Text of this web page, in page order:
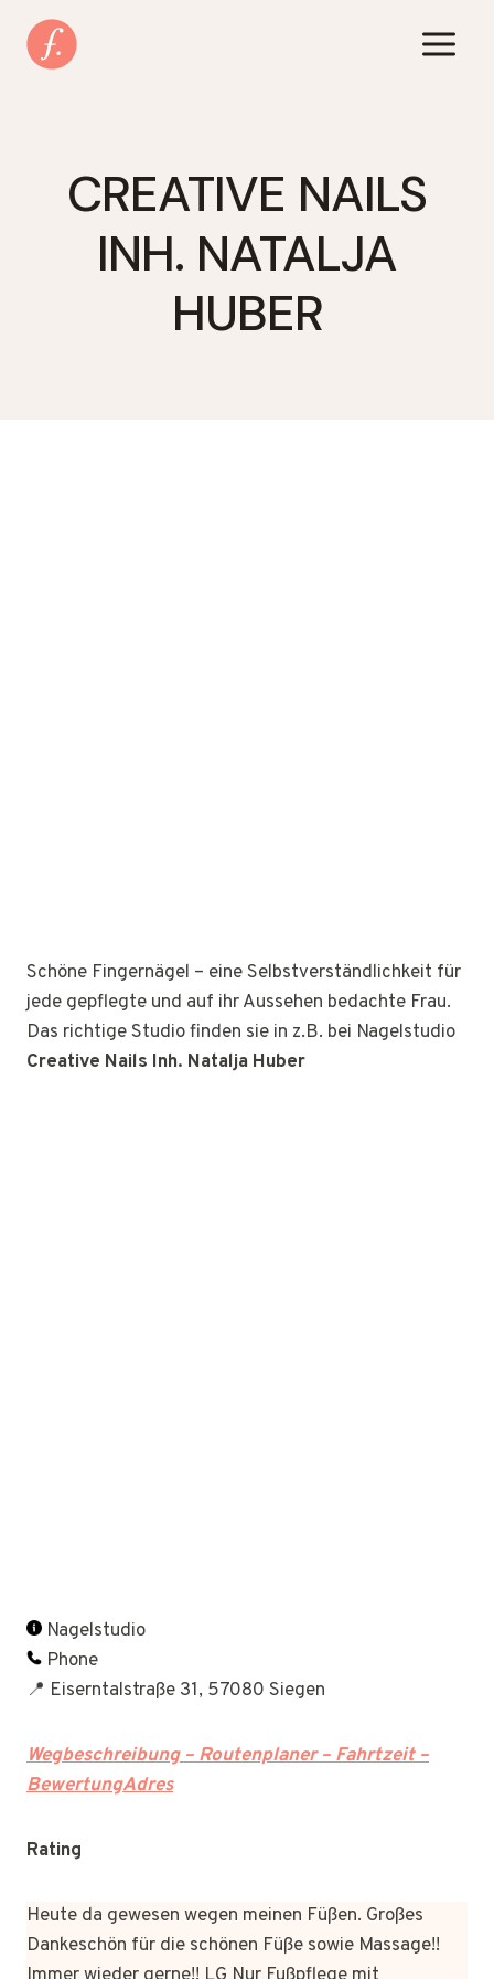
Inhalt
springen
CREATIVE NAILS
INH. NATALJA
HUBER
Schöne Fingernägel – eine Selbstverständlichkeit für
jede gepflegte und auf ihr Aussehen bedachte Frau.
Das richtige Studio finden sie in z.B. bei Nagelstudio
Creative Nails Inh. Natalja Huber
Nagelstudio
Phone
📍 Eiserntalstraße 31, 57080 Siegen
Wegbeschreibung – Routenplaner – Fahrtzeit –
BewertungAdres
Rating
Heute da gewesen wegen meinen Füßen. Großes
Dankeschön für die schönen Füße sowie Massage!!